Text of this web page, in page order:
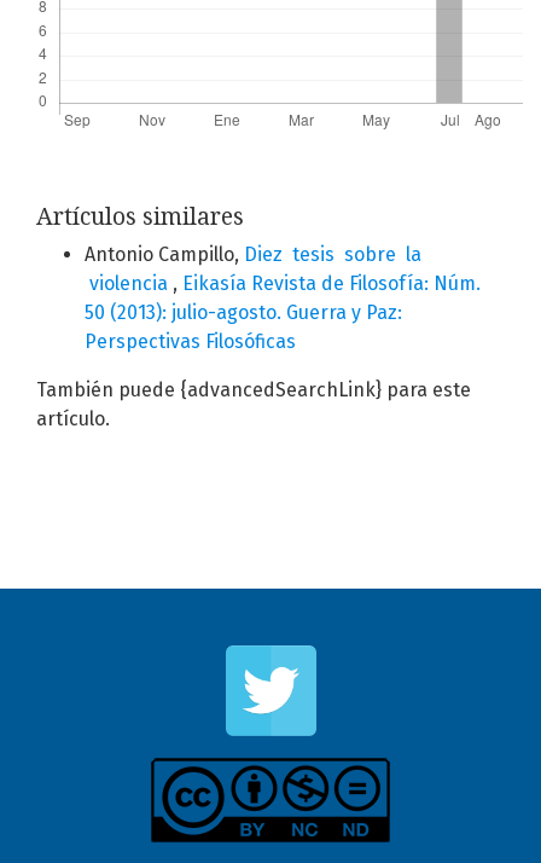
Artículos similares
Antonio Campillo, Diez tesis sobre la
violencia , Eikasía Revista de Filosofía: Núm.
50 (2013): julio-agosto. Guerra y Paz:
Perspectivas Filosóficas
También puede {advancedSearchLink} para este
artículo.